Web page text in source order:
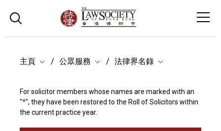
主頁 公眾服務 法律界名錄
For solicitor members whose names are marked with an
"*", they have been restored to the Roll of Solicitors within
the current practice year.